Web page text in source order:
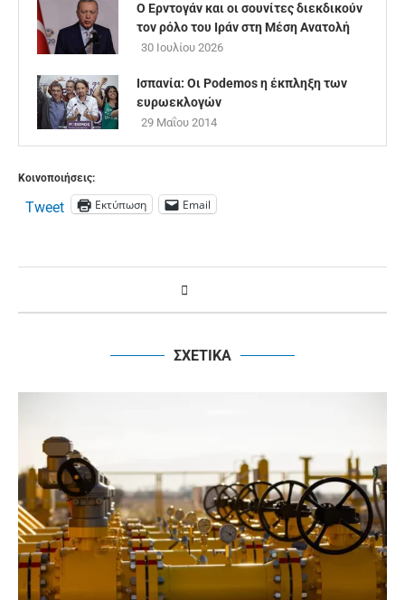
Ο Ερντογάν και οι σουνίτες διεκδικούν
τον ρόλο του Ιράν στη Μέση Ανατολή
30 Ιουλίου 2026
Ισπανία: Οι Podemos η έκπληξη των
ευρωεκλογών
29 Μαΐου 2014
Κοινοποιήσεις:
Tweet Εκτύπωση Email
ΣΧΕΤΙΚΑ